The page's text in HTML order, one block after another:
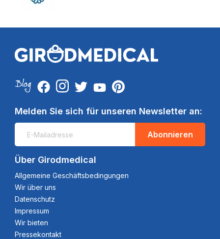
Melden Sie sich für unseren Newsletter an:
Abonnieren
Über Girodmedical
Allgemeine Geschäftsbedingungen
Wir über uns
Datenschutz
Impressum
Wir bieten
Pressekontakt